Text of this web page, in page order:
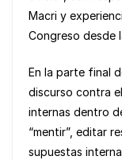
Macri y
Congreso desde
En la parte final
discurso contra
internas dentro
“mentir”, editar
supuestas